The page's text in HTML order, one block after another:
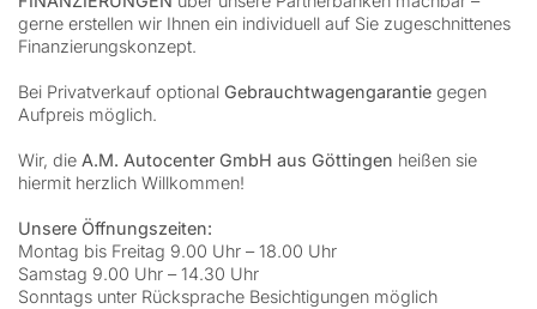
gerne erstellen wir Ihnen ein individuell auf Sie zugeschnittenes
Finanzierungskonzept.
Bei Privatverkauf optional Gebrauchtwagengarantie gegen
Aufpreis möglich.
Wir, die A.M. Autocenter GmbH aus Göttingen heißen sie
hiermit herzlich Willkommen!
Unsere Öffnungszeiten:
Montag bis Freitag 9.00 Uhr – 18.00 Uhr
Samstag 9.00 Uhr – 14.30 Uhr
Sonntags unter Rücksprache Besichtigungen möglich